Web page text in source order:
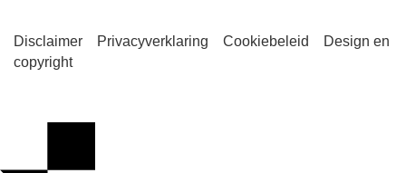
Disclaimer Privacyverklaring Cookiebeleid
Design en
copyright